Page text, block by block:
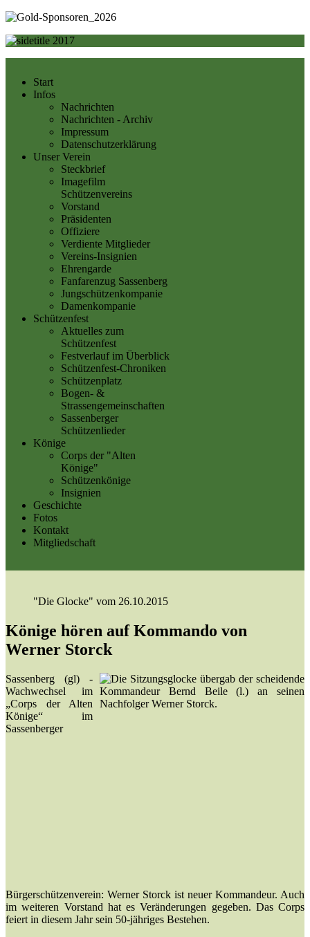
Start
Infos
Nachrichten
Nachrichten - Archiv
Impressum
Datenschutzerklärung
Unser Verein
Steckbrief
Imagefilm
Schützenvereins
Vorstand
Präsidenten
Offiziere
Verdiente Mitglieder
Vereins-Insignien
Ehrengarde
Fanfarenzug Sassenberg
Jungschützenkompanie
Damenkompanie
Schützenfest
Aktuelles zum
Schützenfest
Festverlauf im Überblick
Schützenfest-Chroniken
Schützenplatz
Bogen- &
Strassengemeinschaften
Sassenberger
Schützenlieder
Könige
Corps der "Alten
Könige"
Schützenkönige
Insignien
Geschichte
Fotos
Kontakt
Mitgliedschaft
"Die Glocke" vom 26.10.2015
Könige hören auf Kommando von
Werner Storck
Sassenberg (gl) -
Wachwechsel im
„Corps der Alten
Könige“ im
Sassenberger
Bürgerschützenverein: Werner Storck ist neuer Kommandeur. Auch
im weiteren Vorstand hat es Veränderungen gegeben. Das Corps
feiert in diesem Jahr sein 50-jähriges Bestehen.